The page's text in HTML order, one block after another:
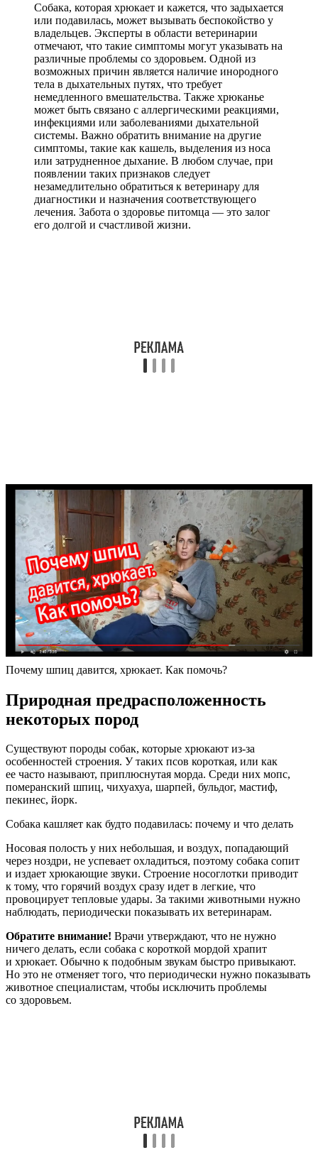
Собака, которая хрюкает и кажется, что задыхается
или подавилась, может вызывать беспокойство у
владельцев. Эксперты в области ветеринарии
отмечают, что такие симптомы могут указывать на
различные проблемы со здоровьем. Одной из
возможных причин является наличие инородного
тела в дыхательных путях, что требует
немедленного вмешательства. Также хрюканье
может быть связано с аллергическими реакциями,
инфекциями или заболеваниями дыхательной
системы. Важно обратить внимание на другие
симптомы, такие как кашель, выделения из носа
или затрудненное дыхание. В любом случае, при
появлении таких признаков следует
незамедлительно обратиться к ветеринару для
диагностики и назначения соответствующего
лечения. Забота о здоровье питомца — это залог
его долгой и счастливой жизни.
Почему шпиц давится, хрюкает. Как помочь?
Природная предрасположенность
некоторых пород
Существуют породы собак, которые хрюкают из-за
особенностей строения. У таких псов короткая, или как
ее часто называют, приплюснутая морда. Среди них мопс,
померанский шпиц, чихуахуа, шарпей, бульдог, мастиф,
пекинес, йорк.
Собака кашляет как будто подавилась: почему и что делать
Носовая полость у них небольшая, и воздух, попадающий
через ноздри, не успевает охладиться, поэтому собака сопит
и издает хрюкающие звуки. Строение носоглотки приводит
к тому, что горячий воздух сразу идет в легкие, что
провоцирует тепловые удары. За такими животными нужно
наблюдать, периодически показывать их ветеринарам.
Обратите внимание! Врачи утверждают, что не нужно
ничего делать, если собака с короткой мордой храпит
и хрюкает. Обычно к подобным звукам быстро привыкают.
Но это не отменяет того, что периодически нужно показывать
животное специалистам, чтобы исключить проблемы
со здоровьем.